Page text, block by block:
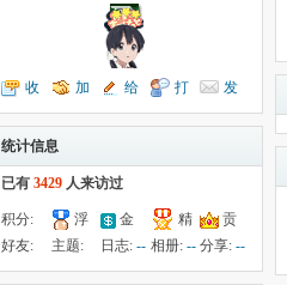
收
听TA
加
为好友
给
我留言
打
个招呼
发
送消息
统计信息
已有 3429 人来访过
积分:
-72
浮
云:
金
钱:960
精
华:--
贡
献:--
好友:
10
主题:
38
日志:-- 相册: -- 分享:--